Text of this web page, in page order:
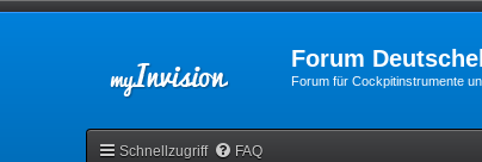
Forum
Forum für Cockpitinstrumente
Schnellzugriff FAQ